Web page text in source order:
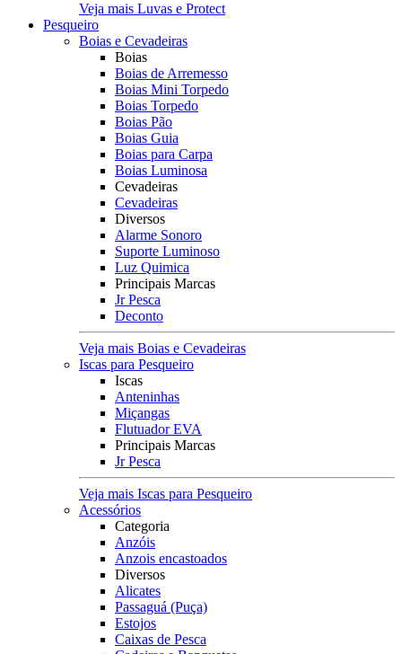
Veja mais Luvas e Protect
Pesqueiro
Boias e Cevadeiras
Boias
Boias de Arremesso
Boias Mini Torpedo
Boias Torpedo
Boias Pão
Boias Guia
Boias para Carpa
Boias Luminosa
Cevadeiras
Cevadeiras
Diversos
Alarme Sonoro
Suporte Luminoso
Luz Quimica
Principais Marcas
Jr Pesca
Deconto
Veja mais Boias e Cevadeiras
Iscas para Pesqueiro
Iscas
Anteninhas
Miçangas
Flutuador EVA
Principais Marcas
Jr Pesca
Veja mais Iscas para Pesqueiro
Acessórios
Categoria
Anzóis
Anzois encastoados
Diversos
Alicates
Passaguá (Puça)
Estojos
Caixas de Pesca